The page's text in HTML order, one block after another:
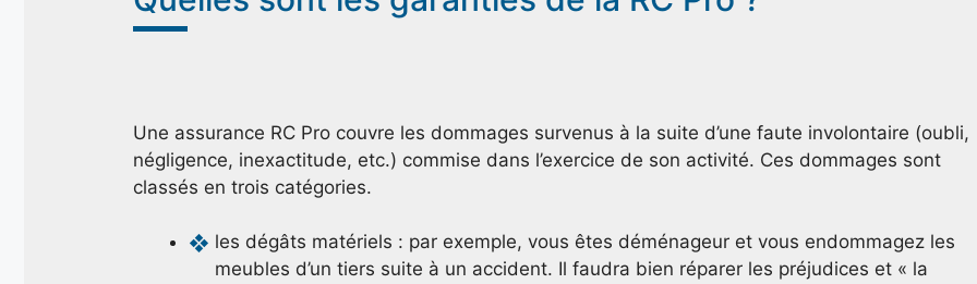
Une assurance RC Pro couvre les dommages survenus à la suite d’une faute involontaire (oubli,
négligence, inexactitude, etc.) commise dans l’exercice de son activité. Ces dommages sont
classés en trois catégories.
les dégâts matériels : par exemple, vous êtes déménageur et vous endommagez les
meubles d’un tiers suite à un accident. Il faudra bien réparer les préjudices et « la